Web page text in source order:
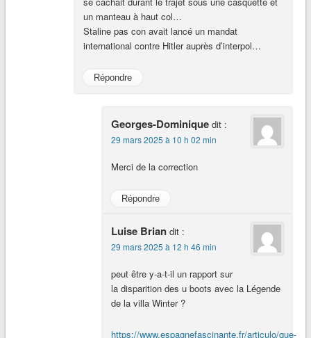
un manteau à haut col…
Staline pas con avait lancé un mandat
international contre Hitler auprès d’interpol…
Répondre
Georges-Dominique dit :
29 mars 2025 à 10 h 02 min
Merci de la correction
Répondre
Luise Brian dit :
29 mars 2025 à 12 h 46 min
peut être y-a-t-il un rapport sur
la disparition des u boots avec la Légende
de la villa Winter ?
https://www.espagnefascinante.fr/articulo/que-